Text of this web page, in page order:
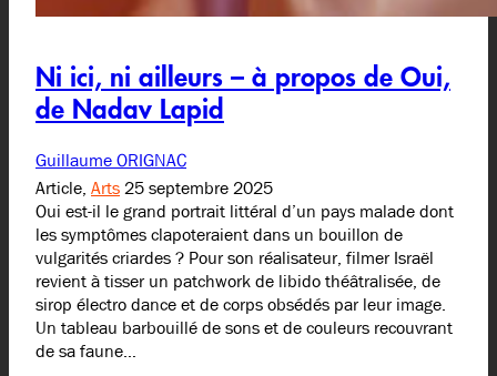
Ni ici, ni ailleurs – à propos de Oui,
de Nadav Lapid
Guillaume ORIGNAC
Article, Arts25 septembre 2025
Oui est-il le grand portrait littéral d’un pays malade dont
les symptômes clapoteraient dans un bouillon de
vulgarités criardes ? Pour son réalisateur, filmer Israël
revient à tisser un patchwork de libido théâtralisée, de
sirop électro dance et de corps obsédés par leur image.
Un tableau barbouillé de sons et de couleurs recouvrant
de sa faune…